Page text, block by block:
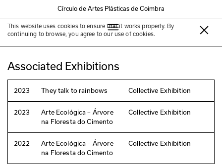
Círculo de Artes Plásticas de Coimbra
This website uses cookies to ensure that it works properly. By
continuing to browse, you agree to our use of cookies.
Gabriela Albergaria
Associated Exhibitions
2023 They talk to rainbows Collective Exhibition
2023
Arte Ecológica – Árvore
na Floresta do Cimento
Collective Exhibition
2022
Arte Ecológica – Árvore
na Floresta do Cimento
Collective Exhibition